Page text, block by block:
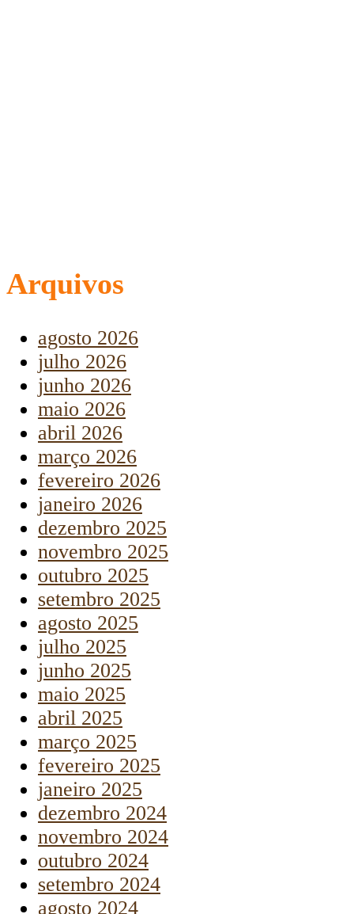
Arquivos
agosto 2026
julho 2026
junho 2026
maio 2026
abril 2026
março 2026
fevereiro 2026
janeiro 2026
dezembro 2025
novembro 2025
outubro 2025
setembro 2025
agosto 2025
julho 2025
junho 2025
maio 2025
abril 2025
março 2025
fevereiro 2025
janeiro 2025
dezembro 2024
novembro 2024
outubro 2024
setembro 2024
agosto 2024